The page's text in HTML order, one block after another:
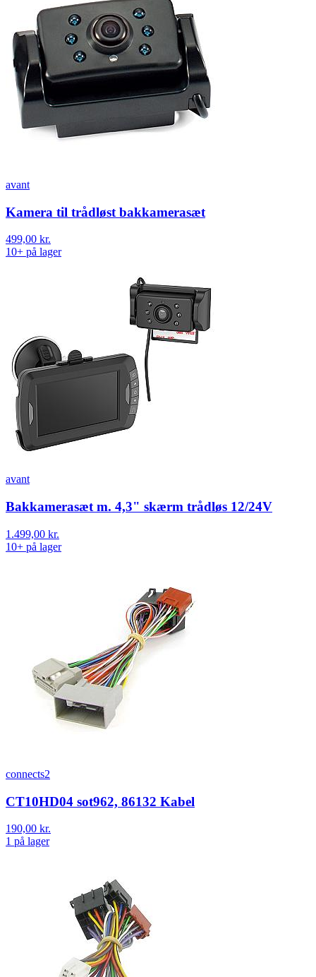
avant
Kamera til trådløst bakkamerasæt
499,00 kr.
10+ på lager
avant
Bakkamerasæt m. 4,3" skærm trådløs 12/24V
1.499,00 kr.
10+ på lager
connects2
CT10HD04 sot962, 86132 Kabel
190,00 kr.
1 på lager